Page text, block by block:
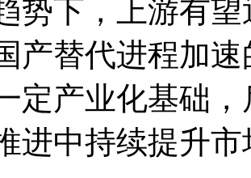
势下，上游有
产替代进程加
定产业化基础
进中持续提升